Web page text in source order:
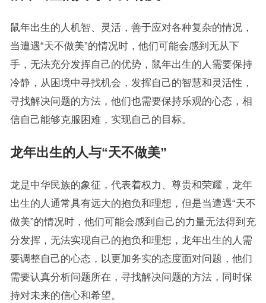
鼠年出生的人机智、灵活，善于应对各种复杂的情况，
当遭遇“天不做美”的情况时，他们可能会感到无从下
手，无法充分发挥自己的优势，鼠年出生的人需要保持
冷静，从困境中寻找机会，发挥自己的智慧和灵活性，
寻找解决问题的方法，他们也需要保持乐观的心态，相
信自己能够克服困难，实现自己的目标。
龙年出生的人与“天不做美”
龙是中华民族的象征，代表着权力、尊贵和荣耀，龙年
出生的人通常具有远大的抱负和理想，但是当遭遇“天不
做美”的情况时，他们可能会感到自己的力量无法得到充
分发挥，无法实现自己的抱负和理想，龙年出生的人需
要调整自己的心态，以更加务实的态度面对问题，他们
需要认真分析问题所在，寻找解决问题的方法，同时保
持对未来的信心和希望。